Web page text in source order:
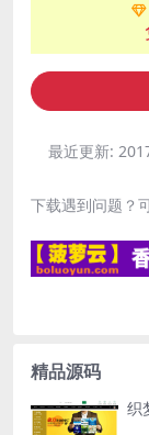
最近更新:
下载遇到问题？
精品源码
织